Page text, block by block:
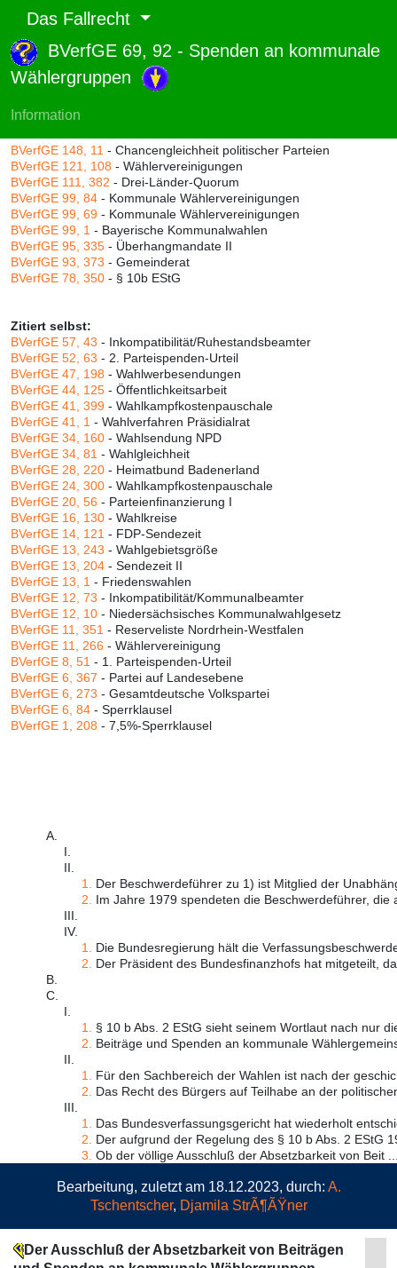
Das Fallrecht
BVerfGE 69, 92 - Spenden an kommunale
Wählergruppen
Information
Abruf und Rang:
RTF-Version (Seiten , Linien),
BVerfGE 148, 11 - Chancengleichheit politischer Parteien
BVerfGE 121, 108 - Wählervereinigungen
BVerfGE 111, 382 - Drei-Länder-Quorum
BVerfGE 99, 84 - Kommunale Wählervereinigungen
BVerfGE 99, 69 - Kommunale Wählervereinigungen
BVerfGE 99, 1 - Bayerische Kommunalwahlen
BVerfGE 95, 335 - Überhangmandate II
BVerfGE 93, 373 - Gemeinderat
BVerfGE 78, 350 - § 10b EStG
Zitiert selbst:
BVerfGE 57, 43 - Inkompatibilität/Ruhestandsbeamter
BVerfGE 52, 63 - 2. Parteispenden-Urteil
BVerfGE 47, 198 - Wahlwerbesendungen
BVerfGE 44, 125 - Öffentlichkeitsarbeit
BVerfGE 41, 399 - Wahlkampfkostenpauschale
BVerfGE 41, 1 - Wahlverfahren Präsidialrat
BVerfGE 34, 160 - Wahlsendung NPD
BVerfGE 34, 81 - Wahlgleichheit
BVerfGE 28, 220 - Heimatbund Badenerland
BVerfGE 24, 300 - Wahlkampfkostenpauschale
BVerfGE 20, 56 - Parteienfinanzierung I
BVerfGE 16, 130 - Wahlkreise
BVerfGE 14, 121 - FDP-Sendezeit
BVerfGE 13, 243 - Wahlgebietsgröße
BVerfGE 13, 204 - Sendezeit II
BVerfGE 13, 1 - Friedenswahlen
BVerfGE 12, 73 - Inkompatibilität/Kommunalbeamter
BVerfGE 12, 10 - Niedersächsisches Kommunalwahlgesetz
BVerfGE 11, 351 - Reserveliste Nordrhein-Westfalen
BVerfGE 11, 266 - Wählervereinigung
BVerfGE 8, 51 - 1. Parteispenden-Urteil
BVerfGE 6, 367 - Partei auf Landesebene
BVerfGE 6, 273 - Gesamtdeutsche Volkspartei
BVerfGE 6, 84 - Sperrklausel
BVerfGE 1, 208 - 7,5%-Sperrklausel
A.
I.
II.
1.
Der Beschwerdeführer zu 1) ist Mitglied der
2.
Im Jahre 1979 spendeten die Beschwerdeführer, die
III.
IV.
1.
Die Bundesregierung hält die
2.
Der Präsident des Bundesfinanzhofs hat mitgeteilt,
B.
C.
I.
1.
§ 10 b Abs. 2 EStG sieht seinem Wortlaut nach nur
2.
Beiträge und Spenden an kommunale
II.
1.
Für den Sachbereich der Wahlen ist nach der
2.
Das Recht des Bürgers auf Teilhabe an der
III.
1.
Das Bundesverfassungsgericht hat wiederholt
2.
Der aufgrund der Regelung des § 10 b Abs. 2 EStG
3. Ob der völlige Ausschluß der Absetzbarkeit von Beit
Bearbeitung, zuletzt am 18.12.2023, durch: A.
Tschentscher, Djamila StrÃ¶ÃŸner
Der Ausschluß der Absetzbarkeit von Beiträgen